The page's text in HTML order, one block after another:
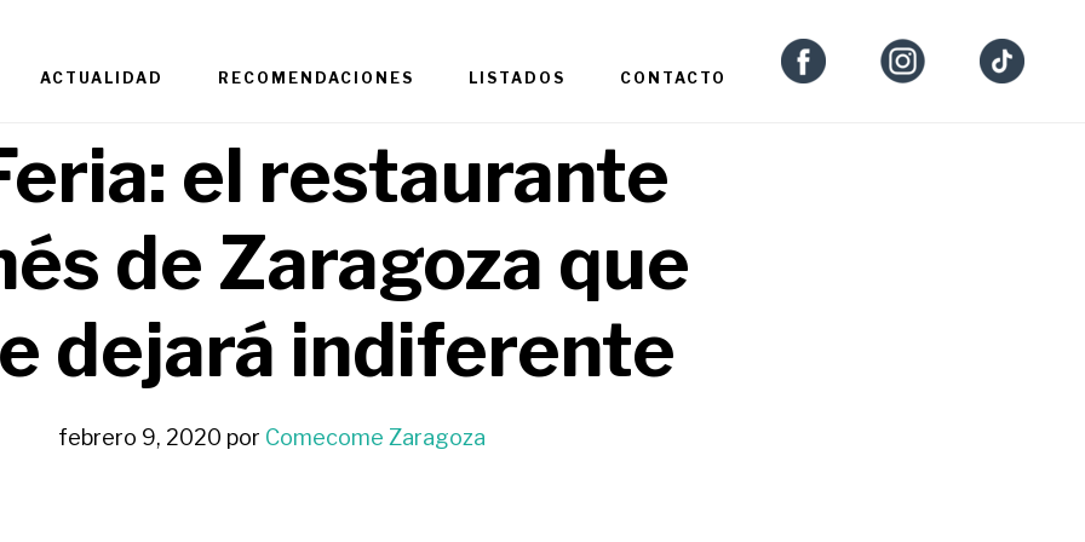
ACTUALIDAD RECOMENDACIONES LISTADOS CONTACTO
el restaurante
de Zaragoza que
dejará indiferente
febrero 9, 2020 por Comecome Zaragoza